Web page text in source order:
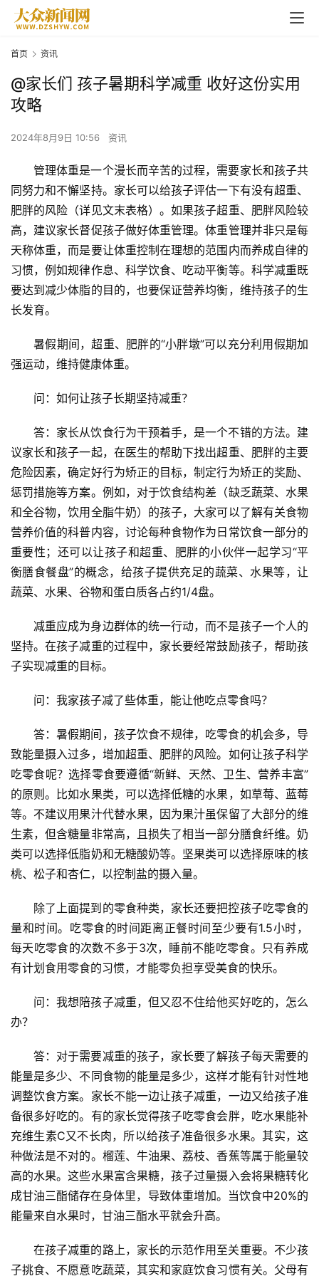
首页 资讯
@家长们 孩子暑期科学减重 收好这份实用
攻略
2024年8月9日 10:56 资讯
管理体重是一个漫长而辛苦的过程，需要家长和孩子共
同努力和不懈坚持。家长可以给孩子评估一下有没有超重、
肥胖的风险（详见文末表格）。如果孩子超重、肥胖风险较
高，建议家长督促孩子做好体重管理。体重管理并非只是每
天称体重，而是要让体重控制在理想的范围内而养成自律的
习惯，例如规律作息、科学饮食、吃动平衡等。科学减重既
要达到减少体脂的目的，也要保证营养均衡，维持孩子的生
长发育。
暑假期间，超重、肥胖的“小胖墩”可以充分利用假期加
强运动，维持健康体重。
问：如何让孩子长期坚持减重？
答：家长从饮食行为干预着手，是一个不错的方法。建
议家长和孩子一起，在医生的帮助下找出超重、肥胖的主要
危险因素，确定好行为矫正的目标，制定行为矫正的奖励、
惩罚措施等方案。例如，对于饮食结构差（缺乏蔬菜、水果
和全谷物，饮用全脂牛奶）的孩子，大家可以了解有关食物
营养价值的科普内容，讨论每种食物作为日常饮食一部分的
重要性；还可以让孩子和超重、肥胖的小伙伴一起学习“平
衡膳食餐盘”的概念，给孩子提供充足的蔬菜、水果等，让
蔬菜、水果、谷物和蛋白质各占约1/4盘。
减重应成为身边群体的统一行动，而不是孩子一个人的
坚持。在孩子减重的过程中，家长要经常鼓励孩子，帮助孩
子实现减重的目标。
问：我家孩子减了些体重，能让他吃点零食吗？
答：暑假期间，孩子饮食不规律，吃零食的机会多，导
致能量摄入过多，增加超重、肥胖的风险。如何让孩子科学
吃零食呢？选择零食要遵循“新鲜、天然、卫生、营养丰富”
的原则。比如水果类，可以选择低糖的水果，如草莓、蓝莓
等。不建议用果汁代替水果，因为果汁虽保留了大部分的维
生素，但含糖量非常高，且损失了相当一部分膳食纤维。奶
类可以选择低脂奶和无糖酸奶等。坚果类可以选择原味的核
桃、松子和杏仁，以控制盐的摄入量。
除了上面提到的零食种类，家长还要把控孩子吃零食的
量和时间。吃零食的时间距离正餐时间至少要有1.5小时，
每天吃零食的次数不多于3次，睡前不能吃零食。只有养成
有计划食用零食的习惯，才能零负担享受美食的快乐。
问：我想陪孩子减重，但又忍不住给他买好吃的，怎么
办？
答：对于需要减重的孩子，家长要了解孩子每天需要的
能量是多少、不同食物的能量是多少，这样才能有针对性地
调整饮食方案。家长不能一边让孩子减重，一边又给孩子准
备很多好吃的。有的家长觉得孩子吃零食会胖，吃水果能补
充维生素C又不长肉，所以给孩子准备很多水果。其实，这
种做法是不对的。榴莲、牛油果、荔枝、香蕉等属于能量较
高的水果。这些水果富含果糖，孩子过量摄入会将果糖转化
成甘油三酯储存在身体里，导致体重增加。当饮食中20%的
能量来自水果时，甘油三酯水平就会升高。
在孩子减重的路上，家长的示范作用至关重要。不少孩
子挑食、不愿意吃蔬菜，其实和家庭饮食习惯有关。父母有